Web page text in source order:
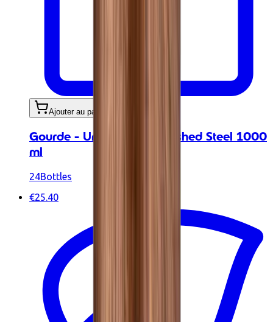
Ajouter au panier
Gourde - Urban Bottle Brushed Steel 1000
ml
24Bottles
€25.40